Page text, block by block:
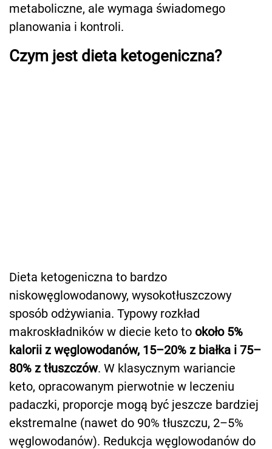
metaboliczne, ale wymaga świadomego
planowania i kontroli.
Czym jest dieta ketogeniczna?
Dieta ketogeniczna to bardzo
niskowęglowodanowy, wysokotłuszczowy
sposób odżywiania. Typowy rozkład
makroskładników w diecie keto to około 5%
kalorii z węglowodanów, 15–20% z białka i 75–
80% z tłuszczów. W klasycznym wariancie
keto, opracowanym pierwotnie w leczeniu
padaczki, proporcje mogą być jeszcze bardziej
ekstremalne (nawet do 90% tłuszczu, 2–5%
węglowodanów). Redukcja węglowodanów do